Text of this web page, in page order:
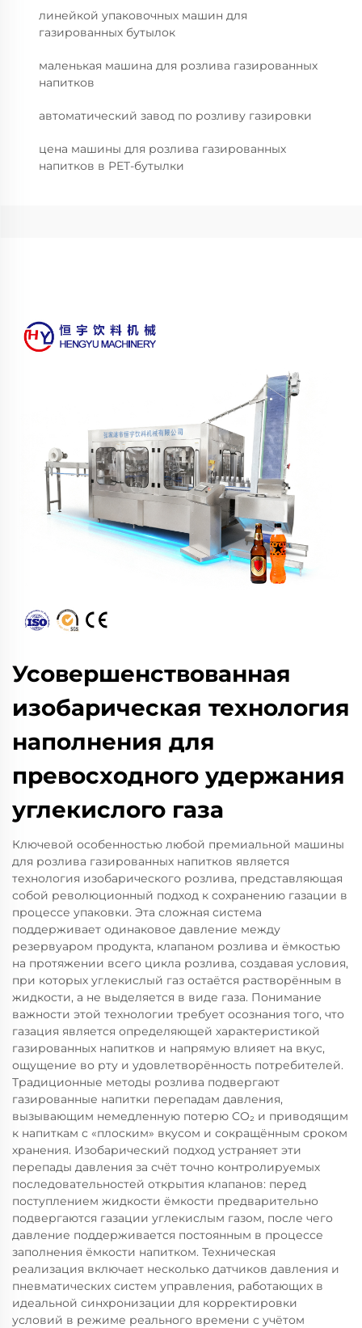
линейкой упаковочных машин для
газированных бутылок
маленькая машина для розлива газированных
напитков
автоматический завод по розливу газировки
цена машины для розлива газированных
напитков в PET-бутылки
Усовершенствованная
изобарическая технология
наполнения для
превосходного удержания
углекислого газа
Ключевой особенностью любой премиальной машины
для розлива газированных напитков является
технология изобарического розлива, представляющая
собой революционный подход к сохранению газации в
процессе упаковки. Эта сложная система
поддерживает одинаковое давление между
резервуаром продукта, клапаном розлива и ёмкостью
на протяжении всего цикла розлива, создавая условия,
при которых углекислый газ остаётся растворённым в
жидкости, а не выделяется в виде газа. Понимание
важности этой технологии требует осознания того, что
газация является определяющей характеристикой
газированных напитков и напрямую влияет на вкус,
ощущение во рту и удовлетворённость потребителей.
Традиционные методы розлива подвергают
газированные напитки перепадам давления,
вызывающим немедленную потерю CO₂ и приводящим
к напиткам с «плоским» вкусом и сокращённым сроком
хранения. Изобарический подход устраняет эти
перепады давления за счёт точно контролируемых
последовательностей открытия клапанов: перед
поступлением жидкости ёмкости предварительно
подвергаются газации углекислым газом, после чего
давление поддерживается постоянным в процессе
заполнения ёмкости напитком. Техническая
реализация включает несколько датчиков давления и
пневматических систем управления, работающих в
идеальной синхронизации для корректировки
условий в режиме реального времени с учётом